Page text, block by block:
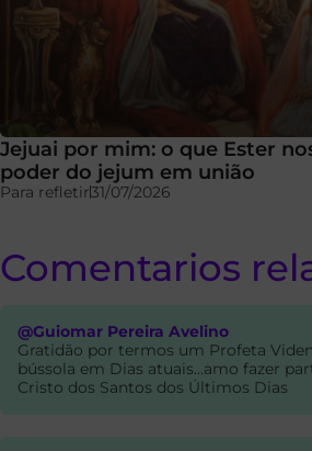
Jejuai por mim: o que Ester
poder do jejum em união
Para refletir31/07/2026
Comentarios
@Guiomar Pereira Avelino
Gratidão por termos um Profeta
bússola em Dias atuais...amo fazer
Cristo dos Santos dos Últimos Dias